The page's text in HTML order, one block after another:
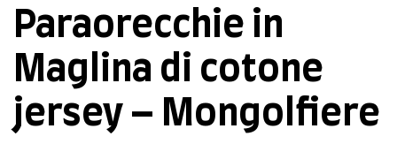
Paraorecchie in
Maglina di cotone
jersey – Mongolfiere